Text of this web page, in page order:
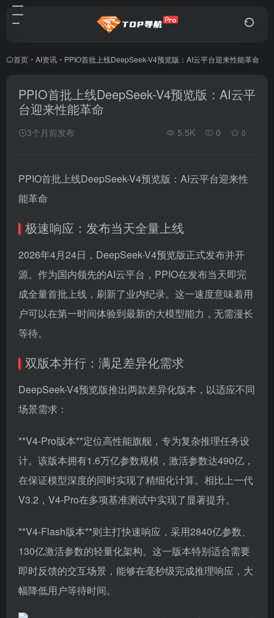
首页 • AI资讯 • PPIO首批上线DeepSeek-V4预览版：AI云平台迎来性能革命
PPIO首批上线DeepSeek-V4预览版：AI云平
台迎来性能革命
3个月前发布 5.5K 0 0
PPIO首批上线DeepSeek-V4预览版：AI云平台迎来性
能革命
极速响应：发布当天全量上线
2026年4月24日，DeepSeek-V4预览版正式发布并开
源。作为国内领先的AI云平台，PPIO在发布当天即完
成全量首批上线，刷新了业内纪录。这一速度意味着用
户可以在第一时间体验到最新的大模型能力，无需漫长
等待。
双版本并行：满足差异化需求
DeepSeek-V4预览版推出两款差异化版本，以适应不同
场景需求：
**V4-Pro版本**定位高性能旗舰，专为复杂推理任务设
计。该版本拥有1.6万亿参数规模，激活参数达490亿，
在保证模型深度的同时实现了精细化计算。相比上一代
V3.2，V4-Pro在多项基准测试中实现了显著提升。
**V4-Flash版本**则主打快速响应，采用2840亿参数、
130亿激活参数的轻量化架构。这一版本特别适合需要
即时反馈的交互场景，能够在毫秒级完成推理响应，大
幅降低用户等待时间。